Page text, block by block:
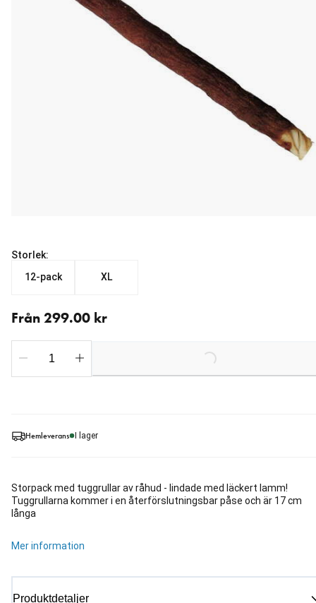
Hemleverans I lager
Storpack med tuggrullar av råhud - lindade med läckert lamm!
Tuggrullarna kommer i en återförslutningsbar påse och är 17 cm
långa
Mer information
Produktdetaljer
Storlek:
12-pack
XL
Från 299.00 kr
Loading...